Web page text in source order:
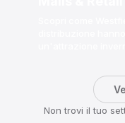
Non trovi il tuo